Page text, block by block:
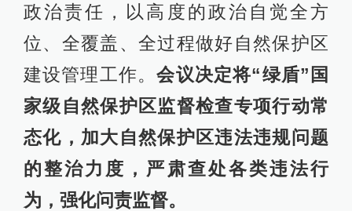
政治责任，以高度的政治自觉全方
位、全覆盖、全过程做好自然保护区
建设管理工作。会议决定将“绿盾”国
家级自然保护区监督检查专项行动常
态化，加大自然保护区违法违规问题
的整治力度，严肃查处各类违法行
为，强化问责监督。